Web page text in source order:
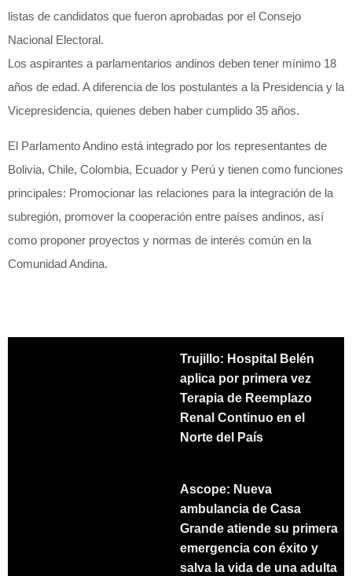
listas de candidatos que fueron aprobadas por el Consejo
Nacional Electoral.
Los aspirantes a parlamentarios andinos deben tener mínimo 18
años de edad. A diferencia de los postulantes a la Presidencia y la
Vicepresidencia, quienes deben haber cumplido 35 años.
El Parlamento Andino está integrado por los representantes de
Bolivia, Chile, Colombia, Ecuador y Perú y tienen como funciones
principales: Promocionar las relaciones para la integración de la
subregión, promover la cooperación entre países andinos, así
como proponer proyectos y normas de interés común en la
Comunidad Andina.
Trujillo: Hospital Belén
aplica por primera vez
Terapia de Reemplazo
Renal Continuo en el
Norte del País
Ascope: Nueva
ambulancia de Casa
Grande atiende su primera
emergencia con éxito y
salva la vida de una adulta